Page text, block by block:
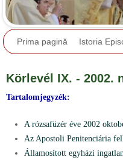
Prima pagină Istoria
Körlevél IX. - 2002.
Tartalomjegyzék:
A rózsafüzér éve 2002
Az Apostoli Penitenciária
Államosított egyházi